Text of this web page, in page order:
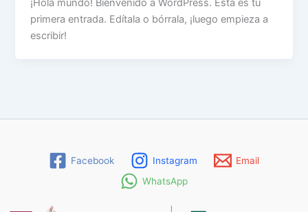
¡Hola mundo! Bienvenido a WordPress. Esta es tu
primera entrada. Edítala o bórrala, ¡luego empieza a
escribir!
Facebook Instagram
Email
WhatsApp